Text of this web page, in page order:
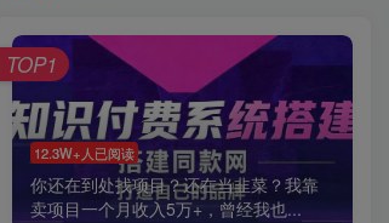
12.3W+人已阅读
你还在到处找项目？还在当韭菜？我靠
卖项目一个月收入5万+，曾经我也...
TOP1